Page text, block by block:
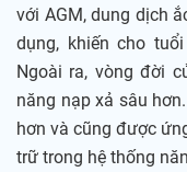
với AGM, dung dịch
dụng, khiến cho
Ngoài ra, vòng đời
năng nạp xả sâu
hơn và cũng được
trữ trong hệ thống